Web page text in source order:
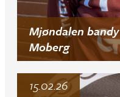
Mjøndalen
Moberg
15.02.26